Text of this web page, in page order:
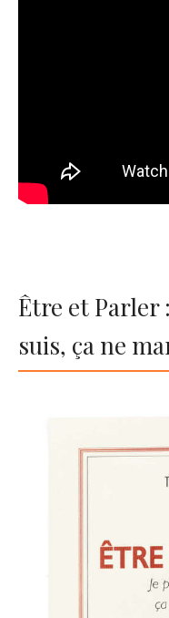
Être et Parler
suis, ça ne